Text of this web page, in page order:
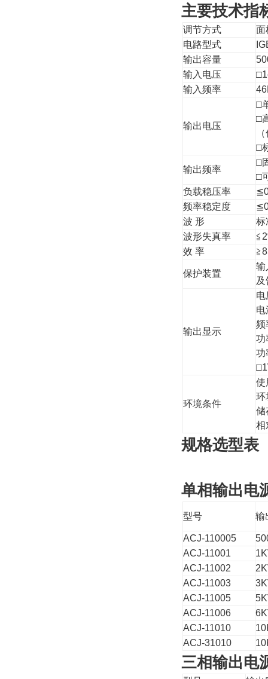
主要技术指
调节方式
面
电路型式
输出容量
输入电压
输入频率
输出电压
□
□
□
输出频率
□
□
负载稳压率
频率稳定度
波 形
标
波形失真率
效 率
保护装置
输
输出显示
电
电
频
功
功
环境条件
使
相
规格选型表
单相输出电
型号 输
ACJ-110005
ACJ-11001
ACJ-11002
ACJ-11003
ACJ-11005
ACJ-11006
ACJ-11010
ACJ-31010
三相输出电